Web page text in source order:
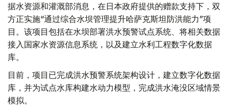
据水资源和灌溉部消息，在日本政府提供的赠款支持下，双
方正实施“通过综合水坝管理提升哈萨克斯坦防洪能力”项
目。该项目包括在水坝部署洪水预警试点系统、将相关数据
接入国家水资源信息系统，以及建立水利工程数字化数据
库。
目前，项目已完成洪水预警系统架构设计，建立数字化数据
库，并为试点水库构建水动力模型，完成洪水淹没区域情景
模拟。